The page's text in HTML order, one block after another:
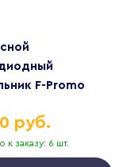
F-Promo
к заказу: 6 шт.
руб.